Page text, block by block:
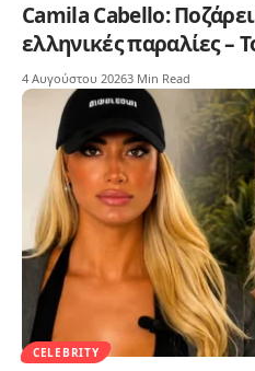
Camila Cabello:
ελληνικές παραλίες –
4 Αυγούστου 20263 Min Read
CELEBRITY